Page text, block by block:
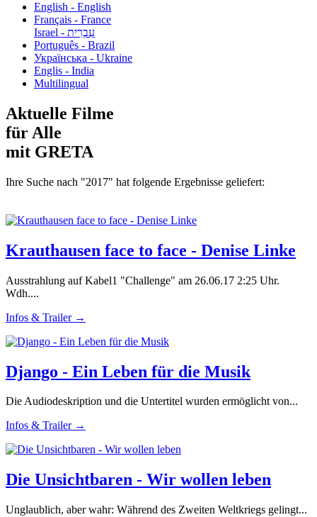
English - English
Français - France
עִבְרִית - Israel
Português - Brazil
Українська - Ukraine
Englis - India
Multilingual
Aktuelle Filme
für Alle
mit GRETA
Ihre Suche nach "2017" hat folgende Ergebnisse geliefert:
Krauthausen face to face - Denise Linke
Ausstrahlung auf Kabel1 "Challenge" am 26.06.17 2:25 Uhr.
Wdh....
Infos & Trailer →
Django - Ein Leben für die Musik
Die Audiodeskription und die Untertitel wurden ermöglicht von...
Infos & Trailer →
Die Unsichtbaren - Wir wollen leben
Unglaublich, aber wahr: Während des Zweiten Weltkriegs gelingt...